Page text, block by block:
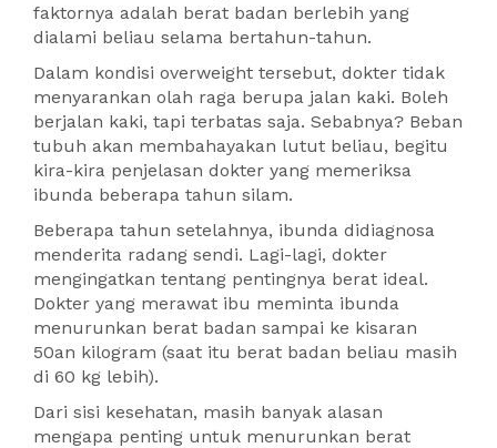
faktornya adalah berat badan berlebih yang
dialami beliau selama bertahun-tahun.
Dalam kondisi overweight tersebut, dokter tidak
menyarankan olah raga berupa jalan kaki. Boleh
berjalan kaki, tapi terbatas saja. Sebabnya? Beban
tubuh akan membahayakan lutut beliau, begitu
kira-kira penjelasan dokter yang memeriksa
ibunda beberapa tahun silam.
Beberapa tahun setelahnya, ibunda didiagnosa
menderita radang sendi. Lagi-lagi, dokter
mengingatkan tentang pentingnya berat ideal.
Dokter yang merawat ibu meminta ibunda
menurunkan berat badan sampai ke kisaran
50an kilogram (saat itu berat badan beliau masih
di 60 kg lebih).
Dari sisi kesehatan, masih banyak alasan
mengapa penting untuk menurunkan berat